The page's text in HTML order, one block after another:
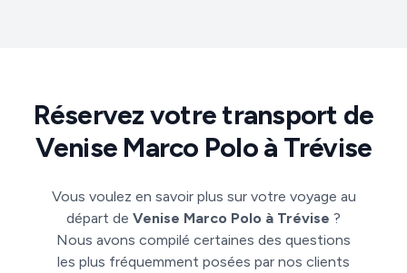
Réservez votre transport de
Venise Marco Polo à Trévise
Vous voulez en savoir plus sur votre voyage au
départ de Venise Marco Polo à Trévise ?
Nous avons compilé certaines des questions
les plus fréquemment posées par nos clients